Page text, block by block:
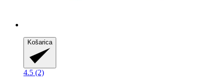
Košarica
4.5 (2)